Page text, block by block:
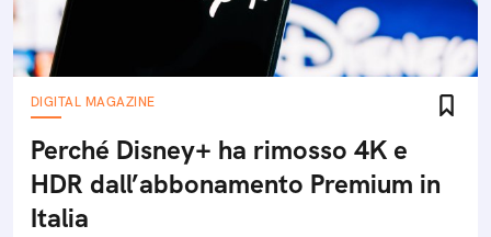
DIGITAL MAGAZINE
Perché Disney+ ha rimosso 4K e
HDR dall’abbonamento Premium in
Italia